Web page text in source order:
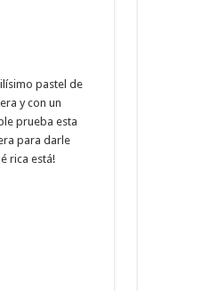
pastel de
y con un
prueba esta
para darle
rica está!